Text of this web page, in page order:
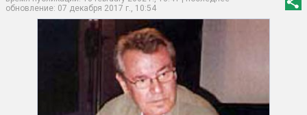
обновление: 07 декабря 2017 г., 10:54